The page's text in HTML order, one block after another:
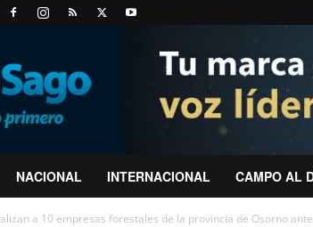
NACIONAL INTERNACIONAL CAMPO AL
a 10 empresas forestales de la provincia de Osorno